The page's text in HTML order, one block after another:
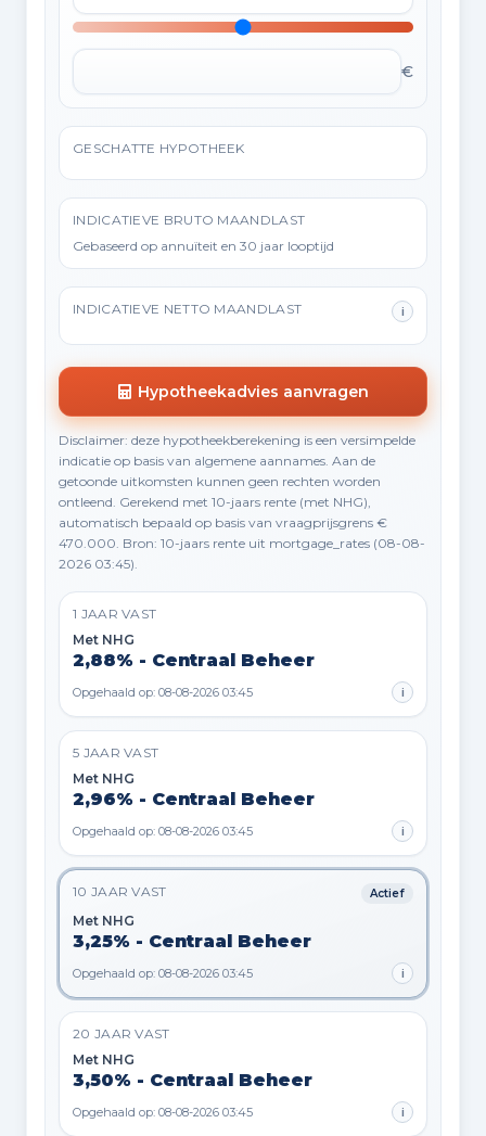
€
GESCHATTE HYPOTHEEK
INDICATIEVE BRUTO MAANDLAST
Gebaseerd op annuïteit en 30 jaar looptijd
INDICATIEVE NETTO MAANDLAST i
Hypotheekadvies aanvragen
Disclaimer: deze hypotheekberekening is een versimpelde
indicatie op basis van algemene aannames. Aan de
getoonde uitkomsten kunnen geen rechten worden
ontleend. Gerekend met 10-jaars rente (met NHG),
automatisch bepaald op basis van vraagprijsgrens €
470.000. Bron: 10-jaars rente uit mortgage_rates (08-08-
2026 03:45).
1 JAAR VAST
Met NHG
2,88% - Centraal Beheer
Opgehaald op: 08-08-2026 03:45 i
5 JAAR VAST
Met NHG
2,96% - Centraal Beheer
Opgehaald op: 08-08-2026 03:45 i
10 JAAR VAST Actief
Met NHG
3,25% - Centraal Beheer
Opgehaald op: 08-08-2026 03:45 i
20 JAAR VAST
Met NHG
3,50% - Centraal Beheer
Opgehaald op: 08-08-2026 03:45 i